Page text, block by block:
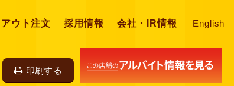
English
ウト注文 採用情報 会社・IR情報
印刷する